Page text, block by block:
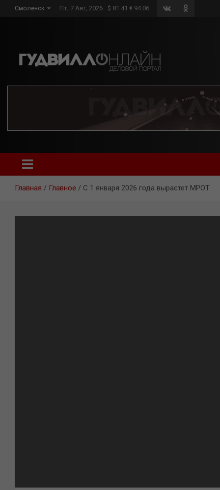
Смоленск Пт, 7 Авг, 2026 $ 81.41 € 94.06
Главная Главное С 1 января 2026 года вырастет МРОТ